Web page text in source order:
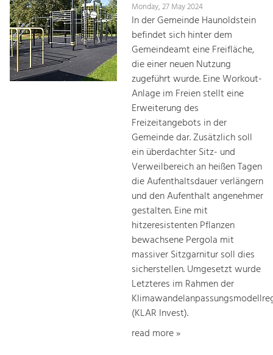
Monday, 27 May 2024
In der Gemeinde Haunoldstein
befindet sich hinter dem
Gemeindeamt eine Freifläche,
die einer neuen Nutzung
zugeführt wurde. Eine Workout-
Anlage im Freien stellt eine
Erweiterung des
Freizeitangebots in der
Gemeinde dar. Zusätzlich soll
ein überdachter Sitz- und
Verweilbereich an heißen Tagen
die Aufenthaltsdauer verlängern
und den Aufenthalt angenehmer
gestalten. Eine mit
hitzeresistenten Pflanzen
bewachsene Pergola mit
massiver Sitzgarnitur soll dies
sicherstellen. Umgesetzt wurde
Letzteres im Rahmen der
(KLAR Invest).
read more »